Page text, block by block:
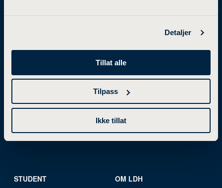
Detaljer
Tillat alle
Tilpass
Ikke tillat
Mastergrad
Kurs
Forskning og utviklingsarbeid
Forskningsgrupper
Samarbeidsprosjekter
Utviklingsprosjekter
STUDENT OM LDH